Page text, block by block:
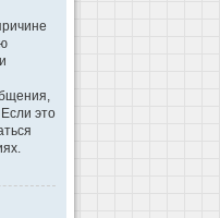
это